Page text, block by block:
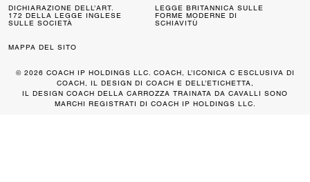
DICHIARAZIONE DELL’ART.
172 DELLA LEGGE INGLESE
SULLE SOCIETÀ
LEGGE BRITANNICA SULLE
FORME MODERNE DI
SCHIAVITÙ
MAPPA DEL SITO
© 2026 COACH IP HOLDINGS LLC. COACH, L’ICONICA C ESCLUSIVA DI
COACH, IL DESIGN DI COACH E DELL’ETICHETTA,
IL DESIGN COACH DELLA CARROZZA TRAINATA DA CAVALLI SONO
MARCHI REGISTRATI DI COACH IP HOLDINGS LLC.